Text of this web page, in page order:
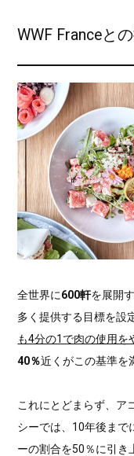
WWF Franceと
全世界に600軒を展開
多く提供する目標を設
も4分の1で肉の使用を
40％近くがこの基準を
これにとどまらず、ア
シーでは、10年後まで
ーの割合を50％に引き